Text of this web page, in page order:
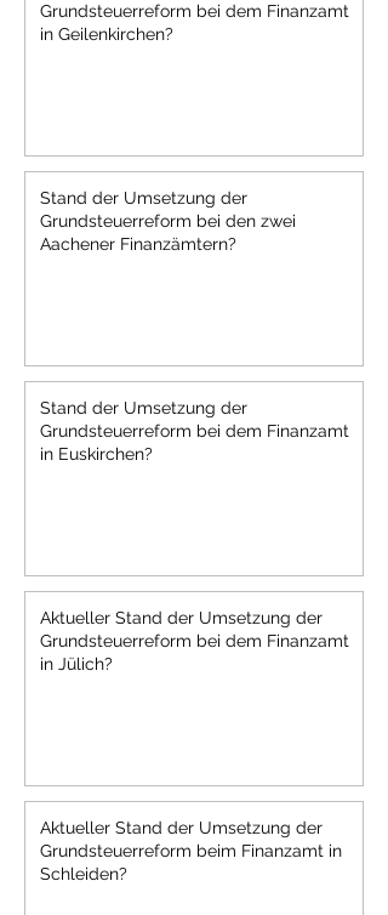
Grundsteuerreform bei dem Finanzamt
in Geilenkirchen?
Stand der Umsetzung der
Grundsteuerreform bei den zwei
Aachener Finanzämtern?
Stand der Umsetzung der
Grundsteuerreform bei dem Finanzamt
in Euskirchen?
Aktueller Stand der Umsetzung der
Grundsteuerreform bei dem Finanzamt
in Jülich?
Aktueller Stand der Umsetzung der
Grundsteuerreform beim Finanzamt in
Schleiden?